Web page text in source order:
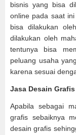
bisnis yang bisa
online pada saat
bisa dilakukan
dilakukan oleh
tentunya bisa
peluang usaha
karena sesuai
Jasa Desain Grafis
Apabila sebagai
grafis sebaiknya
desain grafis